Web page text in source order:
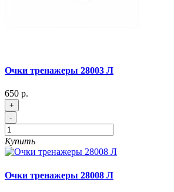
Очки тренажеры 28003 Л
650 р.
+
-
Купить
Очки тренажеры 28008 Л